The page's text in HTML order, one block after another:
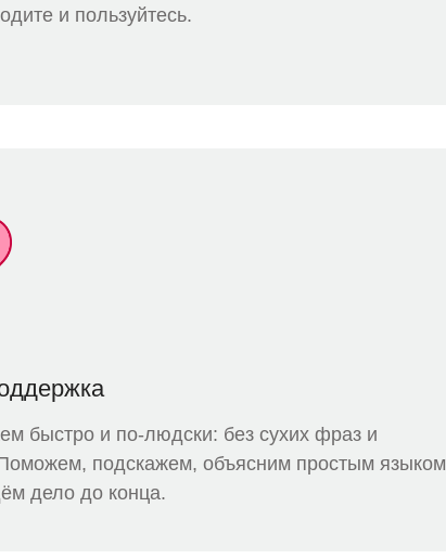
и пользуйтесь.
быстро и по-людски: без сухих фраз и
подскажем, объясним простым языком
дело до конца.